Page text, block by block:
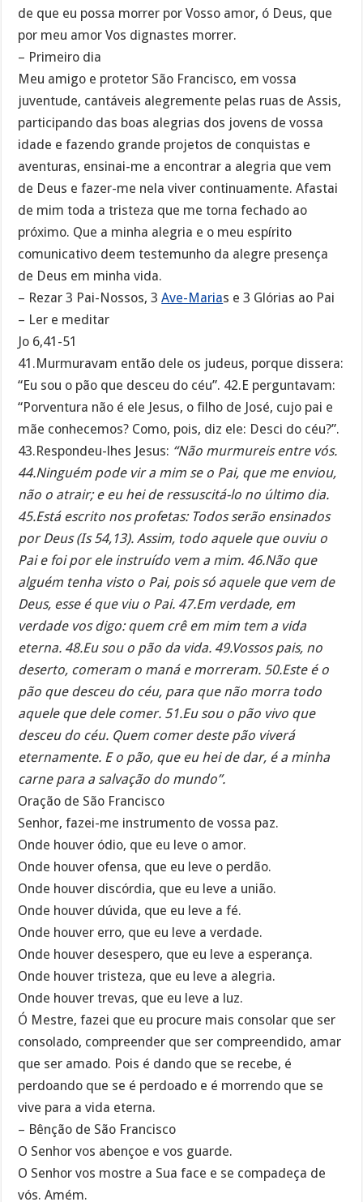
de que eu possa morrer por Vosso amor, ó Deus, que
por meu amor Vos dignastes morrer.
– Primeiro dia
Meu amigo e protetor São Francisco, em vossa
juventude, cantáveis alegremente pelas ruas de Assis,
participando das boas alegrias dos jovens de vossa
idade e fazendo grande projetos de conquistas e
aventuras, ensinai-me a encontrar a alegria que vem
de Deus e fazer-me nela viver continuamente. Afastai
de mim toda a tristeza que me torna fechado ao
próximo. Que a minha alegria e o meu espírito
comunicativo deem testemunho da alegre presença
de Deus em minha vida.
– Rezar 3 Pai-Nossos, 3Ave-Marias e 3 Glórias ao Pai
– Ler e meditar
Jo 6,41-51
41.Murmuravam então dele os judeus, porque dissera:
“Eu sou o pão que desceu do céu”. 42.E perguntavam:
“Porventura não é ele Jesus, o filho de José, cujo pai e
mãe conhecemos? Como, pois, diz ele: Desci do céu?”.
43.Respondeu-lhes Jesus: “Não murmureis entre vós.
44.Ninguém pode vir a mim se o Pai, que me enviou,
não o atrair; e eu hei de ressuscitá-lo no último dia.
45.Está escrito nos profetas: Todos serão ensinados
por Deus (Is 54,13). Assim, todo aquele que ouviu o
Pai e foi por ele instruído vem a mim. 46.Não que
alguém tenha visto o Pai, pois só aquele que vem de
Deus, esse é que viu o Pai. 47.Em verdade, em
verdade vos digo: quem crê em mim tem a vida
eterna. 48.Eu sou o pão da vida. 49.Vossos pais, no
deserto, comeram o maná e morreram. 50.Este é o
pão que desceu do céu, para que não morra todo
aquele que dele comer. 51.Eu sou o pão vivo que
desceu do céu. Quem comer deste pão viverá
eternamente. E o pão, que eu hei de dar, é a minha
carne para a salvação do mundo”.
Oração de São Francisco
Senhor, fazei-me instrumento de vossa paz.
Onde houver ódio, que eu leve o amor.
Onde houver ofensa, que eu leve o perdão.
Onde houver discórdia, que eu leve a união.
Onde houver dúvida, que eu leve a fé.
Onde houver erro, que eu leve a verdade.
Onde houver desespero, que eu leve a esperança.
Onde houver tristeza, que eu leve a alegria.
Onde houver trevas, que eu leve a luz.
Ó Mestre, fazei que eu procure mais consolar que ser
consolado, compreender que ser compreendido, amar
que ser amado. Pois é dando que se recebe, é
perdoando que se é perdoado e é morrendo que se
vive para a vida eterna.
– Bênção de São Francisco
O Senhor vos abençoe e vos guarde.
O Senhor vos mostre a Sua face e se compadeça de
vós. Amém.